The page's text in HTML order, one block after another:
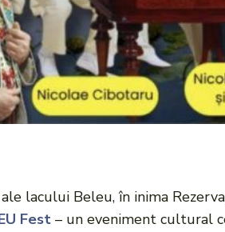
lacului Beleu, în inima
Fest – un eveniment cultural